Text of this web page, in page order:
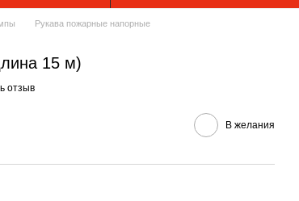
Рукава пожарные напорные
15 м)
отзыв
В желания